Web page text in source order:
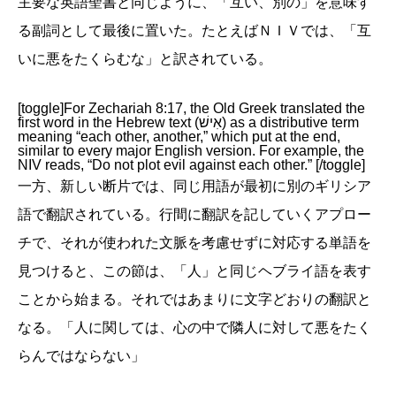
る副詞として最後に置いた。たとえばＮＩＶでは、「互
いに悪をたくらむな」と訳されている。
[toggle]For Zechariah 8:17, the Old Greek translated the
first word in the Hebrew text (אִישׁ) as a distributive term
meaning “each other, another,” which put at the end,
similar to every major English version. For example, the
NIV reads, “Do not plot evil against each other.” [/toggle]
一方、新しい断片では、同じ用語が最初に別のギリシア
語で翻訳されている。行間に翻訳を記していくアプロー
チで、それが使われた文脈を考慮せずに対応する単語を
見つけると、この節は、「人」と同じヘブライ語を表す
ことから始まる。それではあまりに文字どおりの翻訳と
なる。「人に関しては、心の中で隣人に対して悪をたく
らんではならない」